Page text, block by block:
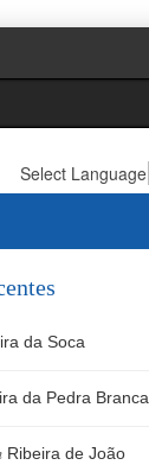
Select Language
da Soca
da Pedra Branca
Ribeira de João